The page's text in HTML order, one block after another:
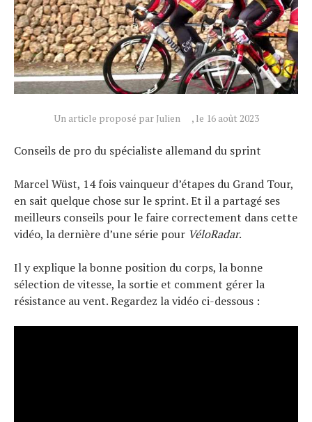
Un article proposé par Julien , le 16 août 2023
Conseils de pro du spécialiste allemand du sprint
Marcel Wüst, 14 fois vainqueur d’étapes du Grand Tour,
en sait quelque chose sur le sprint. Et il a partagé ses
meilleurs conseils pour le faire correctement dans cette
vidéo, la dernière d’une série pour VéloRadar.
Il y explique la bonne position du corps, la bonne
sélection de vitesse, la sortie et comment gérer la
résistance au vent. Regardez la vidéo ci-dessous :
Conseils
Tendances
Tous nos articles
À propos